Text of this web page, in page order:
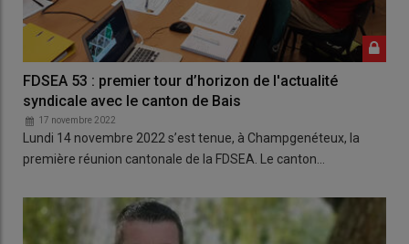
FDSEA 53 : premier tour d’horizon de l'actualité
syndicale avec le canton de Bais
17 novembre 2022
Lundi 14 novembre 2022 s’est tenue, à Champgenéteux, la
première réunion cantonale de la FDSEA. Le canton…